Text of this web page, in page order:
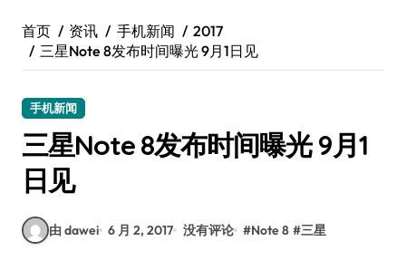
首页 资讯 手机新闻
2017
三星Note 8发布时间曝光 9月1日见
手机新闻
三星Note 8发布时间曝光 9月1
日见
由 dawei 6 月 2, 2017 没有评论 #Note 8 #三星